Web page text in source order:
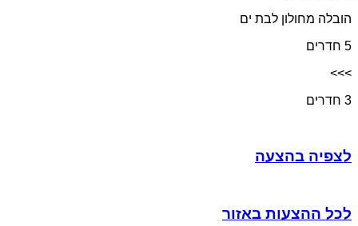
הובלה מחולון לבת ים
5 חדרים
>>>
3 חדרים
לצפיה בהצעה
לכל ההצעות באזור